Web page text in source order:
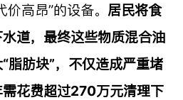
高昂”的设备。 居民将食
道，最终这些物质混合油
脂肪块”，不仅造成严重堵
花费超过270万元清理下